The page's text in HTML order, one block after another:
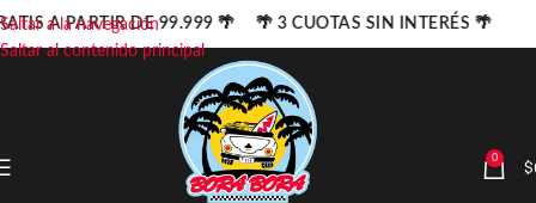
Saltar a la navegación
Saltar al contenido principal
0 $
A PARTIR DE 99.999 🌴 🌴 3 CUOTAS SIN INTERÉS 🌴